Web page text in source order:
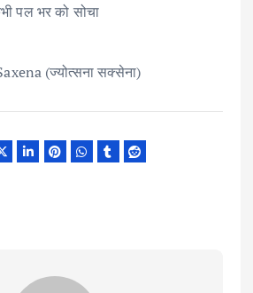
पल भर को सोचा
(ज्योत्सना सक्सेना)